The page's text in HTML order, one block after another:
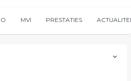
MVI PRESTATIES